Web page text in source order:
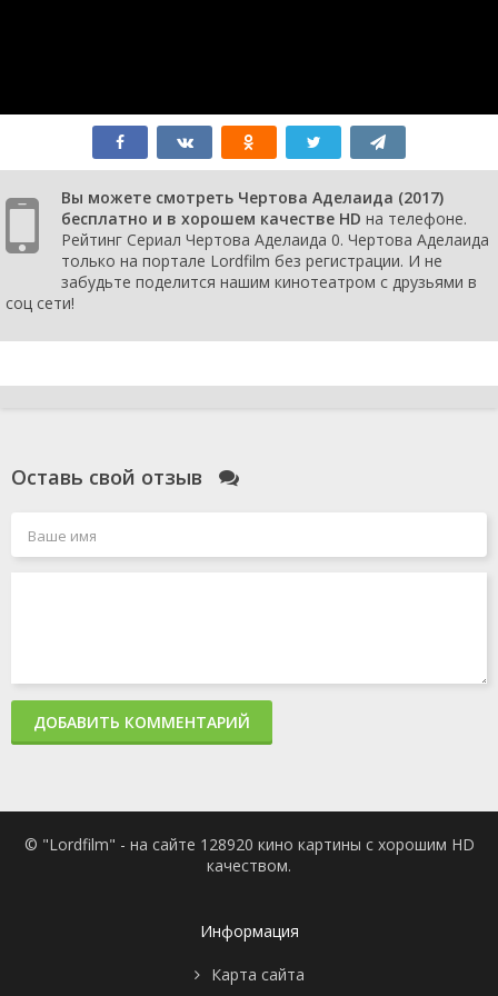
Вы можете смотреть Чертова Аделаида (2017)
бесплатно и в хорошем качестве HD на телефоне.
Рейтинг Сериал Чертова Аделаида 0. Чертова Аделаида
только на портале Lordfilm без регистрации. И не
забудьте поделится нашим кинотеатром с друзьями в
соц сети!
Оставь свой отзыв
ДОБАВИТЬ КОММЕНТАРИЙ
© "Lordfilm" - на сайте 128920 кино картины с хорошим HD
качеством.
Информация
Карта сайта